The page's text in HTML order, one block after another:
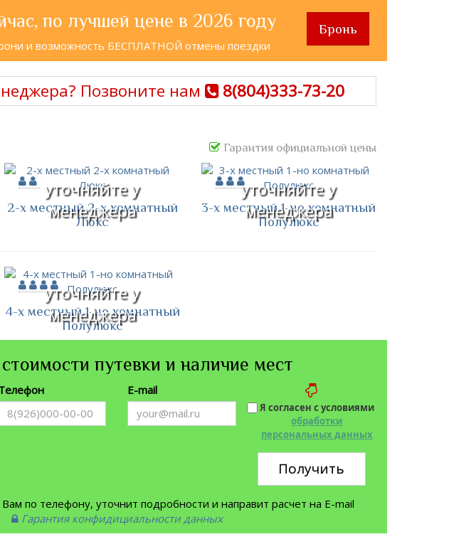
по лучшей цене в 2026 году
и возможность БЕСПЛАТНОЙ отмены поездки
Бронь
Позвоните нам 8(804)333-73-20
Гарантия официальной цены
уточняйте у
менеджера
2-х местный 2-х комнатный
Люкс
уточняйте у
менеджера
3-х местный 1-но комнатный
Полулюкс
уточняйте у
менеджера
4-х местный 1-но комнатный
Полулюкс
путевки и наличие мест
E-mail
Я согласен с условиями
обработки
персональных данных
Получить
по телефону, уточнит подробности и направит расчет на E-mail
Гарантия конфидициальности данных